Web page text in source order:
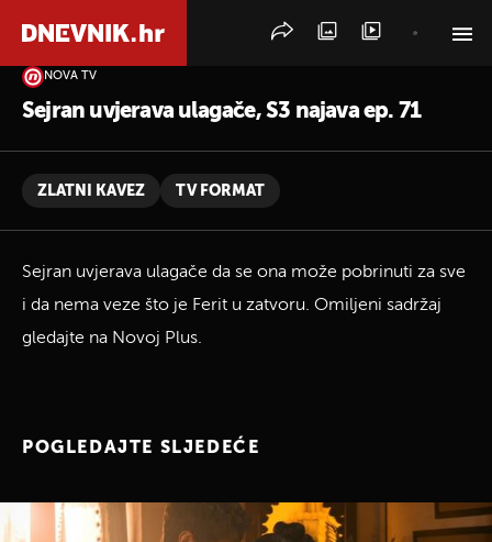
NOVA TV
Sejran uvjerava ulagače, S3 najava ep. 71
ZLATNI KAVEZ TV FORMAT
Sejran uvjerava ulagače da se ona može pobrinuti za sve
i da nema veze što je Ferit u zatvoru. Omiljeni sadržaj
gledajte na Novoj Plus.
POGLEDAJTE SLJEDEĆE
PRETRAŽITE VIJESTI